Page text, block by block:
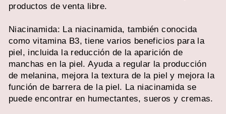
productos de venta libre.
Niacinamida: La niacinamida, también conocida
como vitamina B3, tiene varios beneficios para la
piel, incluida la reducción de la aparición de
manchas en la piel. Ayuda a regular la producción
de melanina, mejora la textura de la piel y mejora la
función de barrera de la piel. La niacinamida se
puede encontrar en humectantes, sueros y cremas.